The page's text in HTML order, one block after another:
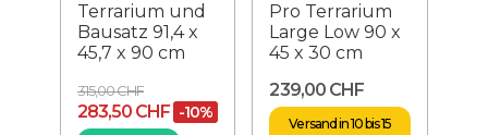
Terrarium und
Bausatz 91,4 x
45,7 x 90 cm
315,00 CHF
283,50 CHF -10%
Pro Terrarium
Large Low 90 x
45 x 30 cm
239,00 CHF
Versand in 10 bis 15